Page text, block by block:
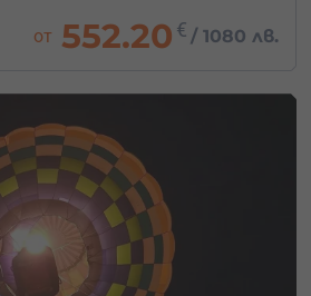
от 552.20 € / 1080 лв.